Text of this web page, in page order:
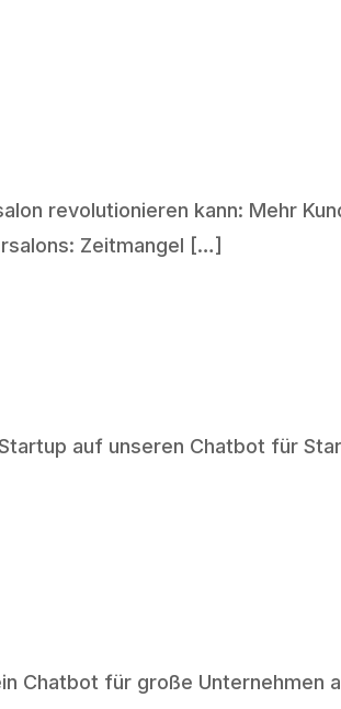
revolutionieren kann: Mehr
Zeitmangel […]
auf unseren Chatbot für
Chatbot für große